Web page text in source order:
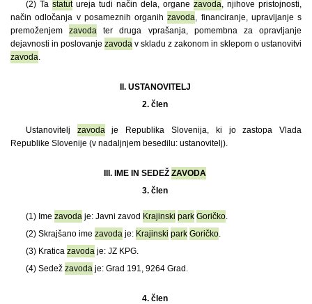
(2) Ta statutureja tudi način dela, organezavoda, njihove pristojnosti,
način odločanja v posameznih organihzavoda, financiranje, upravljanje s
premoženjemzavoda ter druga vprašanja, pomembna za opravljanje
dejavnosti in poslovanje zavoda v skladu z zakonom in sklepom o ustanovitvi
zavoda.
II. USTANOVITELJ
2. člen
Ustanovitelj zavodaje Republika Slovenija, ki jo zastopa Vlada
Republike Slovenije (v nadaljnjem besedilu: ustanovitelj).
III. IME IN SEDEŽ ZAVODA
3. člen
(1) Ime zavodaje: Javni zavod Krajinski park Goričko.
(2) Skrajšano ime zavodaje: Krajinski park Goričko.
(3) Kratica zavodaje: JZ KPG.
(4) Sedež zavodaje: Grad 191, 9264 Grad.
4. člen